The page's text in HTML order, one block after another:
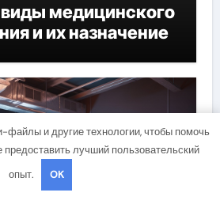
медицинского
и их назначение
файлы и другие технологии, чтобы помочь
предоставить лучший пользовательский
опыт.
OK